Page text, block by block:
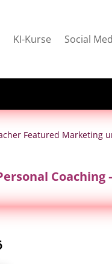
KI-Kurse Social
Featured Marketing